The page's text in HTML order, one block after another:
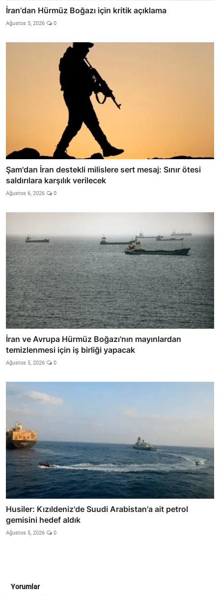
İran'dan Hürmüz Boğazı için kritik açıklama
Ağustos 5, 2026 0
Şam'dan İran destekli milislere sert mesaj: Sınır ötesi
saldırılara karşılık verilecek
Ağustos 6, 2026 0
İran ve Avrupa Hürmüz Boğazı'nın mayınlardan
temizlenmesi için iş birliği yapacak
Ağustos 5, 2026 0
Husiler: Kızıldeniz'de Suudi Arabistan'a ait petrol
gemisini hedef aldık
Ağustos 5, 2026 0
Yorumlar